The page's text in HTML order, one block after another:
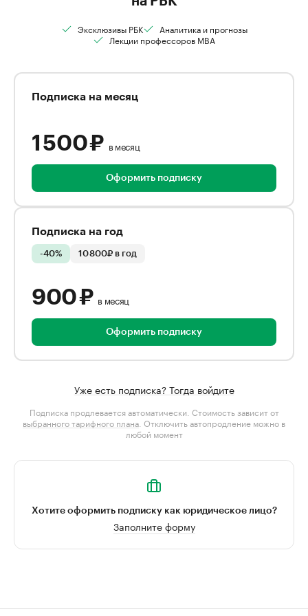
Эксклюзивы РБК
Аналитика и прогнозы
Лекции профессоров MBA
Подписка на месяц
1 500 ₽ в месяц
Оформить подписку
Подписка на год
-40% 10 800₽ в год
900 ₽ в месяц
Оформить подписку
Уже есть подписка? Тогда войдите
Подписка продлевается автоматически. Стоимость зависит от
выбранного тарифного плана . Отключить автопродление можно в
любой момент
Хотите оформить подписку как юридическое лицо?
Заполните форму